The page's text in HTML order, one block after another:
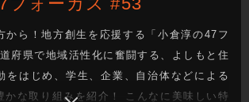
フォーカス #53
から！地方創生を応援する「小倉淳の47フ
府県で地域活性化に奮闘する、よしもと住
をはじめ、学生、企業、自治体などによる
かな取り組みを紹介！ こんなに美味しい特